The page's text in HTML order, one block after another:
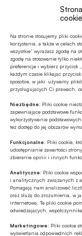
cookie
Na stronie stosujemy pliki
korzystania, a także w celach
wszystkie” wyrażasz zgodę na
zgodę na stosowanie tylko
preferencje i wybierz przycisk
każdym czasie klikając
sposobie, w jaki używamy
przysługujących Ci prawach,
Niezbędne: Pliki cookie
zapewniające podstawowe
wykorzystywanie
tez dostęp do jej obszarów
Funkcjonalne: Pliki cookie,
udostępnianie zawartości
zbieranie opinii i innych
Analityczne: Pliki cookie
i analitycznych związanych z
Pomagają nam analizować
oraz służą do zrozumienia, w
internetową. Te pliki cookie
odwiedzających,
Marketingowe: Pliki cookie
wyświetlania odpowiednich
Polecamy
ESG
Na